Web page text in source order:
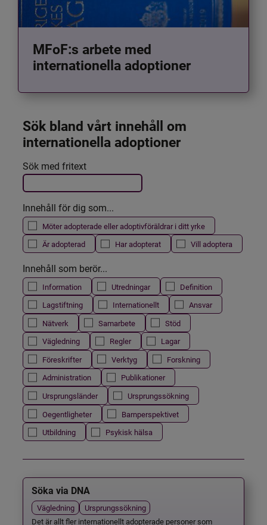
MFoF:s arbete med
internationella adoptioner
Sök bland vårt innehåll om
internationella adoptioner
Filtrera resultatet
Det här formuläret postas automatiskt
Sök med fritext
Innehåll för dig som...
Möter adopterade eller adoptivföräldrar i ditt yrke
Är adopterad
Har adopterat Vill adoptera
Innehåll som berör...
Information Utredningar
Definition
Lagstiftning
Internationellt
Ansvar
Nätverk
Samarbete
Stöd
Vägledning
Regler
Lagar
Föreskrifter
Verktyg
Forskning
Administration
Publikationer
Ursprungsländer
Ursprungssökning
Oegentligheter
Barnperspektivet
Utbildning
Psykisk hälsa
Söka via DNA
Vägledning
Ursprungssökning
Det är allt fler internationellt adopterade personer som